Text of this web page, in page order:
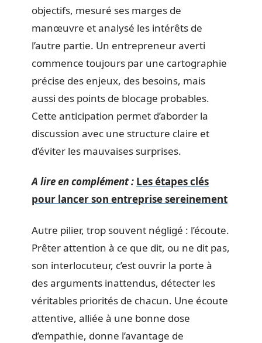
objectifs, mesuré ses marges de
manœuvre et analysé les intérêts de
l’autre partie. Un entrepreneur averti
commence toujours par une cartographie
précise des enjeux, des besoins, mais
aussi des points de blocage probables.
Cette anticipation permet d’aborder la
discussion avec une structure claire et
d’éviter les mauvaises surprises.
A lire en complément : Les étapes clés
pour lancer son entreprise sereinement
Autre pilier, trop souvent négligé : l’écoute.
Prêter attention à ce que dit, ou ne dit pas,
son interlocuteur, c’est ouvrir la porte à
des arguments inattendus, détecter les
véritables priorités de chacun. Une écoute
attentive, alliée à une bonne dose
d’empathie, donne l’avantage de